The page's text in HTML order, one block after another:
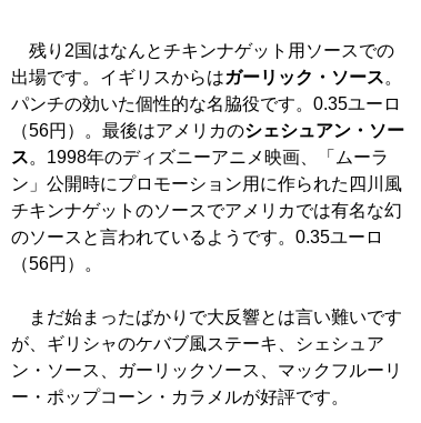
残り2国はなんとチキンナゲット用ソースでの
出場です。イギリスからはガーリック・ソース。
パンチの効いた個性的な名脇役です。0.35ユーロ
（56円）。最後はアメリカのシェシュアン・ソー
ス。1998年のディズニーアニメ映画、「ムーラ
ン」公開時にプロモーション用に作られた四川風
チキンナゲットのソースでアメリカでは有名な幻
のソースと言われているようです。0.35ユーロ
（56円）。
まだ始まったばかりで大反響とは言い難いです
が、ギリシャのケバブ風ステーキ、シェシュア
ン・ソース、ガーリックソース、マックフルーリ
ー・ポップコーン・カラメルが好評です。